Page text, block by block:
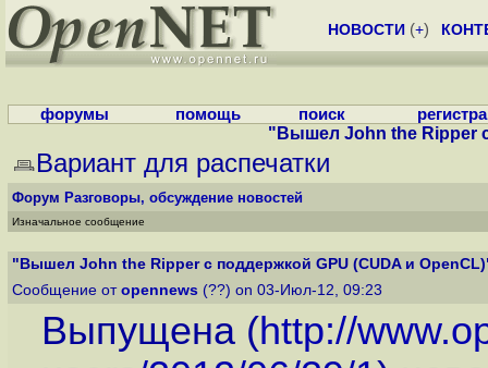
НОВОСТИ (+)
форумы помощь поиск
"Вышел John the Ripper
Вариант для распечатки
Форум Разговоры, обсуждение новостей
Изначальное сообщение
"Вышел John the Ripper с поддержкой GPU (CUDA и
Сообщение от opennews (??) on 03-Июл-12, 09:23
Выпущена (http://